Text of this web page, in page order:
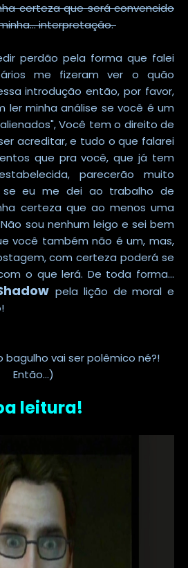
certeza que será convencido
interpretação.
perdão pela forma que falei
me fizeram ver o quão
introdução então, por favor,
ler minha análise se você é um
Você tem o direito de
acreditar, e tudo o que falarei
que pra você, que já tem
parecerão muito
se eu me dei ao trabalho de
certeza que ao menos uma
sou nenhum leigo e sei bem
você também não é um, mas,
com certeza poderá se
o que lerá. De toda forma...
pela lição de moral e
bagulho vai ser polêmico né?!
Então...)
leitura!